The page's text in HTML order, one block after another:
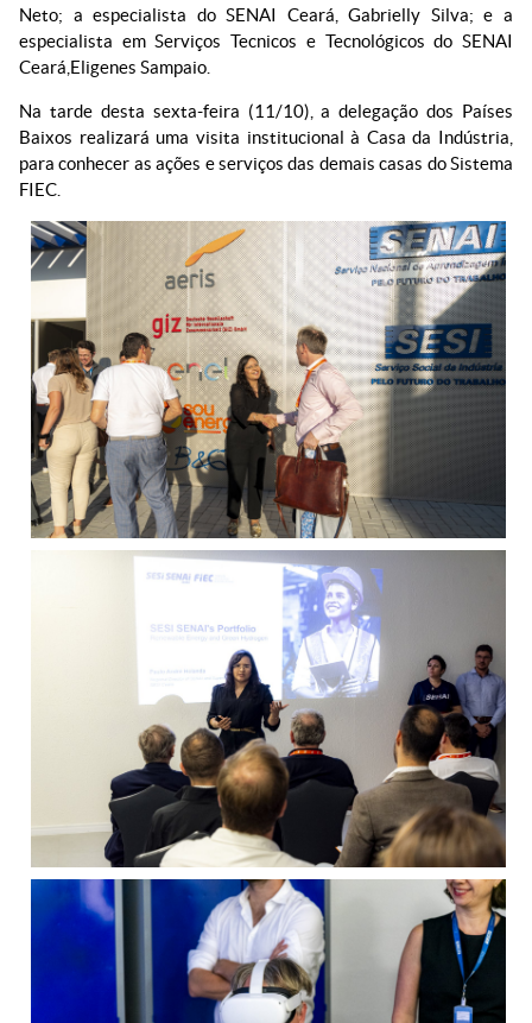
Neto; a especialista do SENAI Ceará, Gabrielly Silva; e a
especialista em Serviços Tecnicos e Tecnológicos do SENAI
Ceará, Eligenes Sampaio.
Na tarde desta sexta-feira (11/10), a delegação dos Países
Baixos realizará uma visita institucional à Casa da Indústria,
para conhecer as ações e serviços das demais casas do Sistema
FIEC.